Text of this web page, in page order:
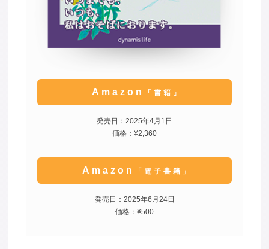
Amazon 「書籍」
発売日：2025年4月1日
価格：¥2,360
Amazon 「電子書籍」
発売日：2025年6月24日
価格：¥500